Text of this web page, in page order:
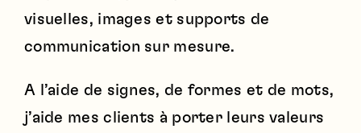
visuelles, images et supports de
communication sur mesure.
A l’aide de signes, de formes et de mots,
j’aide mes clients à porter leurs valeurs